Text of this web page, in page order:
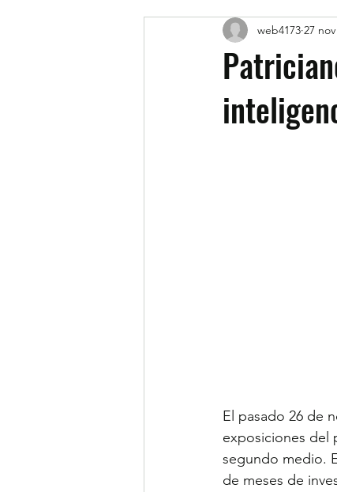
web4173 27
El pasado 26 de
exposiciones del
segundo medio.
de meses de